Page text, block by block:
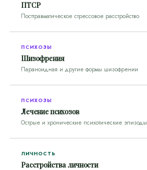
ПТСР
Посттравматическое стрессовое расстройство
ПСИХОЗЫ
Шизофрения
Параноидная и другие формы шизофрении
ПСИХОЗЫ
Лечение психозов
Острые и хронические психотические эпизоды
ЛИЧНОСТЬ
Расстройства личности